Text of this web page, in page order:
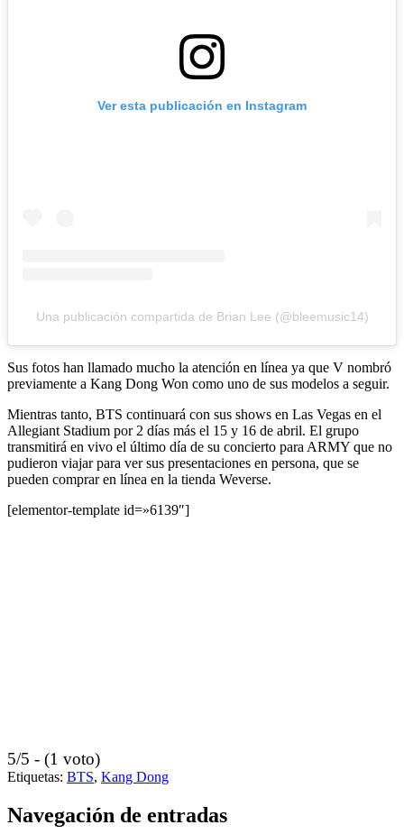
Ver esta publicación en Instagram
Una publicación compartida de Brian Lee (@bleemusic14)
Sus fotos han llamado mucho la atención en línea ya que V nombró
previamente a Kang Dong Won como uno de sus modelos a seguir.
Mientras tanto, BTS continuará con sus shows en Las Vegas en el
Allegiant Stadium por 2 días más el 15 y 16 de abril. El grupo
transmitirá en vivo el último día de su concierto para ARMY que no
pudieron viajar para ver sus presentaciones en persona, que se
pueden comprar en línea en la tienda Weverse.
[elementor-template id=»6139″]
5/5 - (1 voto)
Etiquetas: BTS, Kang Dong
Navegación de entradas